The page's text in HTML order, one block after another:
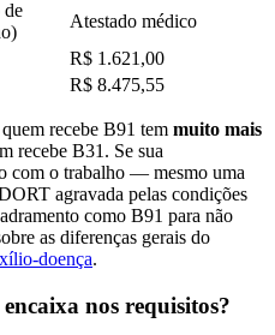
de
Atestado médico
R$ 1.621,00
R$ 8.475,55
recebe B91 tem muito mais
recebe B31. Se sua
com o trabalho — mesmo uma
agravada pelas condições
como B91 para não
as diferenças gerais do
doença.
nos requisitos?